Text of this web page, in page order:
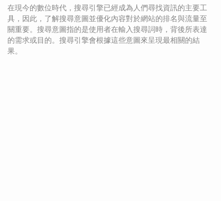
在現今的數位時代，搜尋引擎已經成為人們尋找資訊的主要工
具，因此，了解搜尋意圖並優化內容對於網站的排名與流量至
關重要。搜尋意圖指的是使用者在輸入搜尋詞時，背後所表達
的需求或目的。搜尋引擎會根據這些意圖來呈現最相關的結
果。